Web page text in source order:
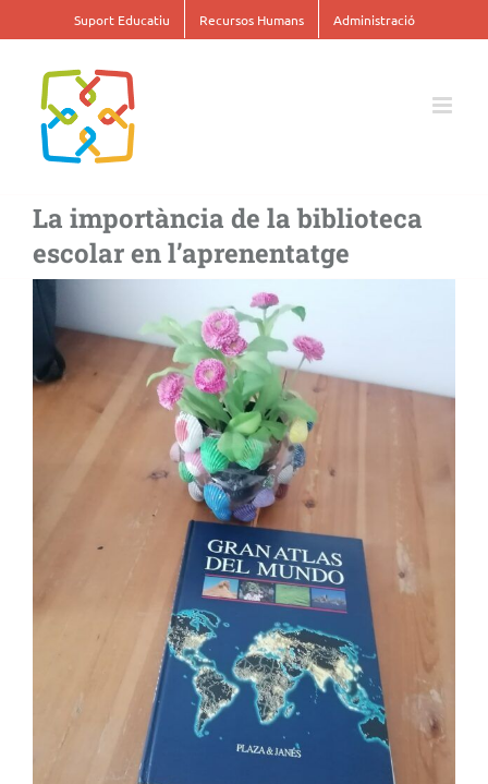
to
Suport Educatiu Recursos Humans Administració
La importància de la biblioteca
escolar en l’aprenentatge
Image